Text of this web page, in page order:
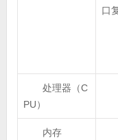
口
处理器（C
PU）
内存